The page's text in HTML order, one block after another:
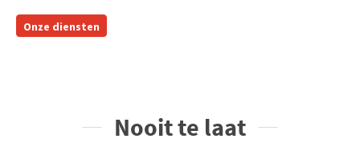
Onze diensten
Nooit te laat